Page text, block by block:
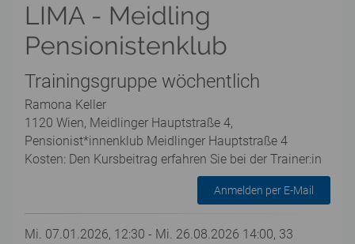
LIMA - Meidling
Pensionistenklub
Trainingsgruppe wöchentlich
Ramona Keller
1120 Wien, Meidlinger Hauptstraße 4,
Pensionist*innenklub Meidlinger Hauptstraße 4
Kosten: Den Kursbeitrag erfahren Sie bei der Trainer:in
Anmelden per E-Mail
Mi. 07.01.2026, 12:30 - Mi. 26.08.2026 14:00, 33